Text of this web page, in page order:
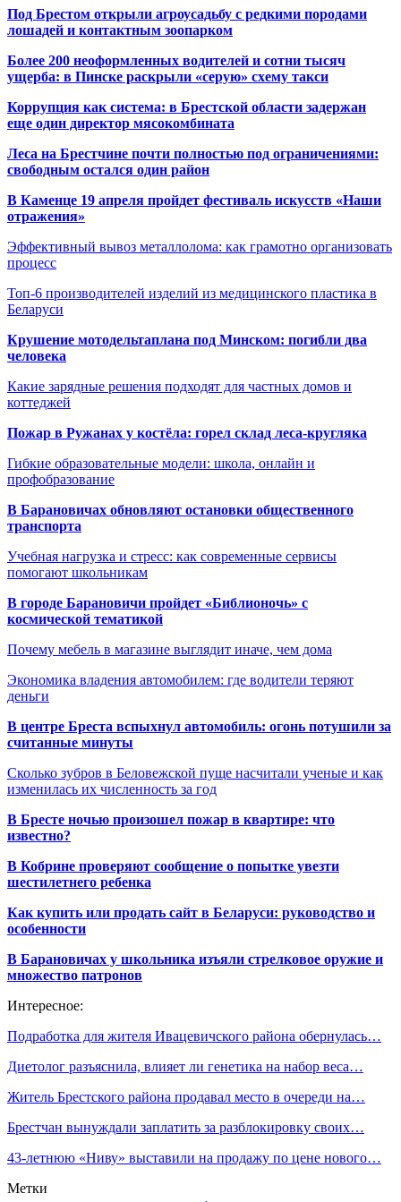
Под Брестом открыли агроусадьбу с редкими породами
лошадей и контактным зоопарком
Более 200 неоформленных водителей и сотни тысяч
ущерба: в Пинске раскрыли «серую» схему такси
Коррупция как система: в Брестской области задержан
еще один директор мясокомбината
Леса на Брестчине почти полностью под ограничениями:
свободным остался один район
В Каменце 19 апреля пройдет фестиваль искусств «Наши
отражения»
Эффективный вывоз металлолома: как грамотно организовать
процесс
Топ-6 производителей изделий из медицинского пластика в
Беларуси
Крушение мотодельтаплана под Минском: погибли два
человека
Какие зарядные решения подходят для частных домов и
коттеджей
Пожар в Ружанах у костёла: горел склад леса-кругляка
Гибкие образовательные модели: школа, онлайн и
профобразование
В Барановичах обновляют остановки общественного
транспорта
Учебная нагрузка и стресс: как современные сервисы
помогают школьникам
В городе Барановичи пройдет «Библионочь» с
космической тематикой
Почему мебель в магазине выглядит иначе, чем дома
Экономика владения автомобилем: где водители теряют
деньги
В центре Бреста вспыхнул автомобиль: огонь потушили за
считанные минуты
Сколько зубров в Беловежской пуще насчитали ученые и как
изменилась их численность за год
В Бресте ночью произошел пожар в квартире: что
известно?
В Кобрине проверяют сообщение о попытке увезти
шестилетнего ребенка
Как купить или продать сайт в Беларуси: руководство и
особенности
В Барановичах у школьника изъяли стрелковое оружие и
множество патронов
Интересное:
Подработка для жителя Ивацевичского района обернулась…
Диетолог разъяснила, влияет ли генетика на набор веса…
Житель Брестского района продавал место в очереди на…
Брестчан вынуждали заплатить за разблокировку своих…
43-летнюю «Ниву» выставили на продажу по цене нового…
Метки